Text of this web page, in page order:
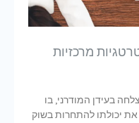
המודרני, בו
להתחרות בשוק